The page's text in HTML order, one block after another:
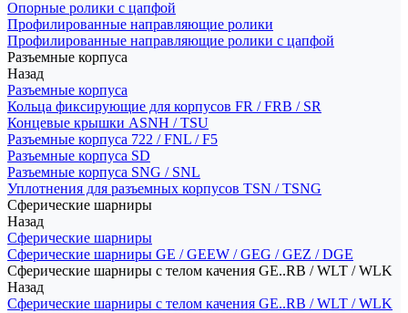
Опорные ролики с цапфой
Профилированные направляющие ролики
Профилированные направляющие ролики с цапфой
Разъемные корпуса
Назад
Разъемные корпуса
Кольца фиксирующие для корпусов FR / FRB / SR
Концевые крышки ASNH / TSU
Разъемные корпуса 722 / FNL / F5
Разъемные корпуса SD
Разъемные корпуса SNG / SNL
Уплотнения для разъемных корпусов TSN / TSNG
Сферические шарниры
Назад
Сферические шарниры
Сферические шарниры GE / GEEW / GEG / GEZ / DGE
Сферические шарниры с телом качения GE..RB / WLT / WLK
Назад
Сферические шарниры с телом качения GE..RB / WLT / WLK